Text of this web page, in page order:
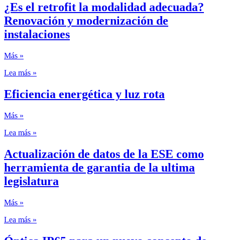
¿Es el retrofit la modalidad adecuada?
Renovación y modernización de
instalaciones
Más »
Lea más »
Eficiencia energética y luz rota
Más »
Lea más »
Actualización de datos de la ESE como
herramienta de garantia de la ultima
legislatura
Más »
Lea más »